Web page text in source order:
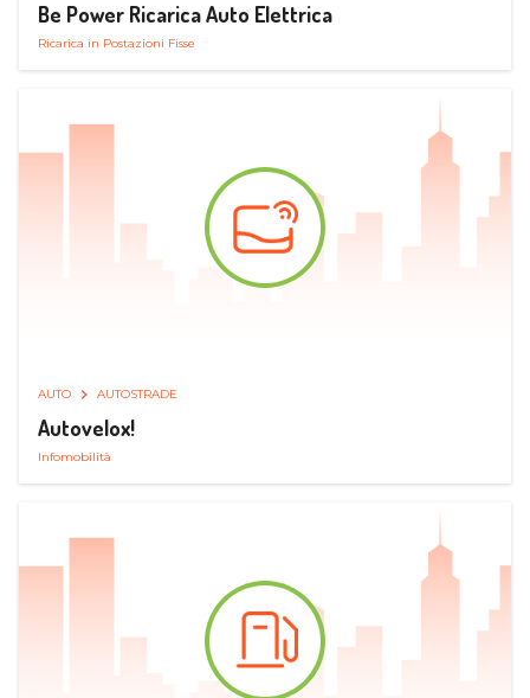
Be Power Ricarica Auto Elettrica
Ricarica in Postazioni Fisse
AUTO AUTOSTRADE
Autovelox!
Infomobilità